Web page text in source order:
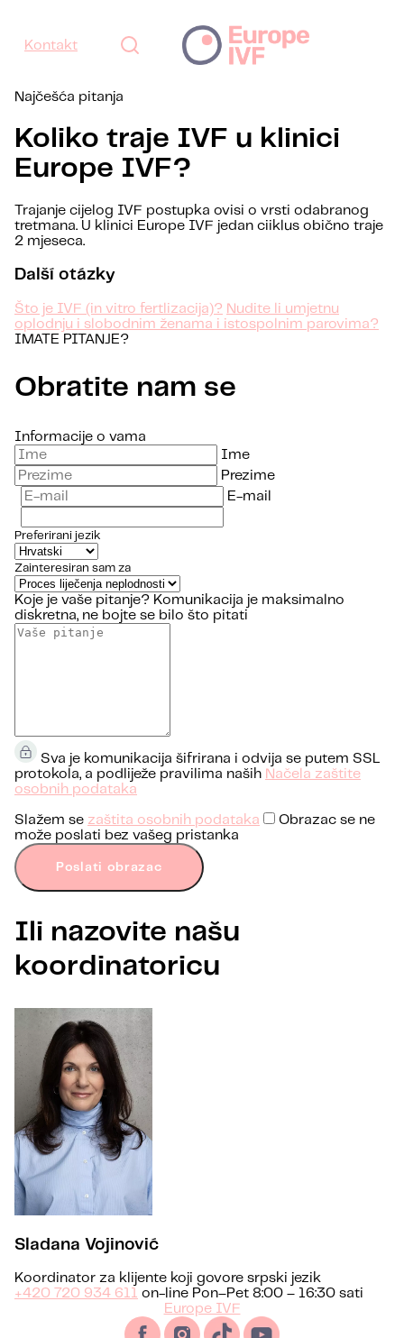
Kontakt
Najčešća pitanja
Koliko traje IVF u klinici
Europe IVF?
Trajanje cijelog IVF postupka ovisi o vrsti odabranog
tretmana. U klinici Europe IVF jedan ciiklus obično traje
2 mjeseca.
Další otázky
Što je IVF (in vitro fertlizacija)? Nudite li umjetnu
oplodnju i slobodnim ženama i istospolnim parovima?
IMATE PITANJE?
Obratite nam se
Informacije o vama
Ime
Prezime
E-mail
Preferirani jezik
Zainteresiran sam za
Koje je vaše pitanje? Komunikacija je maksimalno
diskretna, ne bojte se bilo što pitati
Sva je komunikacija šifrirana i odvija se putem SSL
protokola, a podliježe pravilima naših Načela zaštite
osobnih podataka
Slažem se zaštita osobnih podataka
Obrazac se ne
može poslati bez vašeg pristanka
Poslati obrazac
Ili nazovite našu
koordinatoricu
Sladana Vojinović
Koordinator za klijente koji govore srpski jezik
+420 720 934 611 on-line Pon–Pet 8:00 – 16:30 sati
Europe IVF